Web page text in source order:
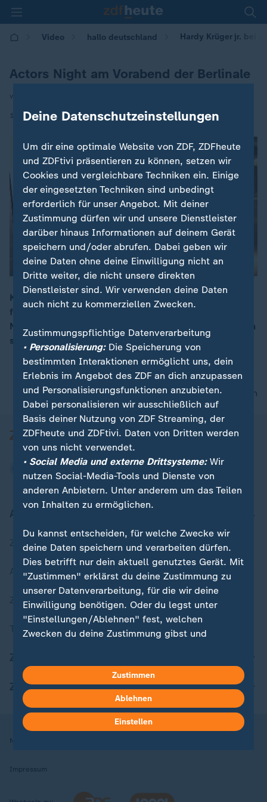
Video hallo deutschland Hardy Krüger jr. bei
Actors Night am Vorabend der Berlinale
von Ulrich Langer
11.02.2026 | 17:10
Kaum aus dem Dschungel zurück, geht das Programm
für Hardy Krüger jr. auch schon weiter: Bei der Actors
Night am Vorabend des Berlinaleauftakts tummeln sich
so einige Schauspieler.
nach oben
Zuletzt veröffentlicht
Aktuelle Sendungs-Videos
ZDFheute Stories
Themen im Überblick
ZDFheute Apps
Nutzungsbedingungen
Impressum
Deine Datenschutzeinstellungen
Um dir eine optimale Website von ZDF, ZDFheute
und ZDFtivi präsentieren zu können, setzen wir
Cookies und vergleichbare Techniken ein. Einige
der eingesetzten Techniken sind unbedingt
erforderlich für unser Angebot. Mit deiner
Zustimmung dürfen wir und unsere Dienstleister
darüber hinaus Informationen auf deinem Gerät
speichern und/oder abrufen. Dabei geben wir
deine Daten ohne deine Einwilligung nicht an
Dritte weiter, die nicht unsere direkten
Dienstleister sind. Wir verwenden deine Daten
auch nicht zu kommerziellen Zwecken.
Zustimmungspflichtige Datenverarbeitung
• Personalisierung:Die Speicherung von
bestimmten Interaktionen ermöglicht uns, dein
Erlebnis im Angebot des ZDF an dich anzupassen
und Personalisierungsfunktionen anzubieten.
Dabei personalisieren wir ausschließlich auf
Basis deiner Nutzung von ZDF Streaming, der
ZDFheute und ZDFtivi. Daten von Dritten werden
von uns nicht verwendet.
• Social Media und externe Drittsysteme:Wir
nutzen Social-Media-Tools und Dienste von
anderen Anbietern. Unter anderem um das Teilen
von Inhalten zu ermöglichen.
Du kannst entscheiden, für welche Zwecke wir
deine Daten speichern und verarbeiten dürfen.
Dies betrifft nur dein aktuell genutztes Gerät. Mit
"Zustimmen" erklärst du deine Zustimmung zu
unserer Datenverarbeitung, für die wir deine
Einwilligung benötigen. Oder du legst unter
"Einstellungen/Ablehnen" fest, welchen
Zwecken du deine Zustimmung gibst und
in deinen Einstellungen widerrufen oder ändern.
Hier findest du das Impressum.
Weitere Informationen findest du in unserer
Datenschutzerklärung.
Zustimmen
Ablehnen
Einstellen